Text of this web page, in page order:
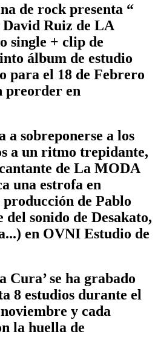
de rock presenta “
Ruiz de LA
single + clip de
álbum de estudio
para el 18 de Febrero
preorder en
a sobreponerse a los
a un ritmo trepidante,
de La MODA
una estrofa en
de Pablo
sonido de Desakato,
en OVNI Estudio de
Cura’ se ha grabado
8 estudios durante el
y cada
la huella de